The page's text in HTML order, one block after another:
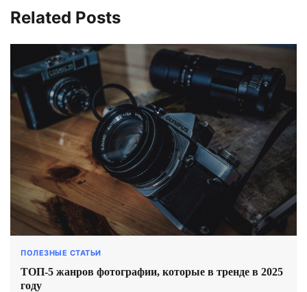
Related Posts
ПОЛЕЗНЫЕ СТАТЬИ
ТОП-5 жанров фотографии, которые в тренде в 2025
году